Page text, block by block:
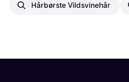
Hårbørste Vildsvinehår